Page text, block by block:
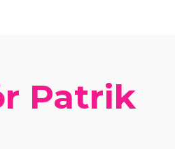
Patrik